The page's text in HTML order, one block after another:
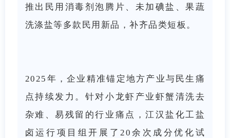
推出民用消毒剂泡腾片、未加碘盐、果蔬
洗涤盐等多款民用新品，补齐品类短板。
2025年，企业精准锚定地方产业与民生痛
点持续发力。针对小龙虾产业虾蟹清洗去
杂难、易残留的行业痛点，江汉盐化工盐
卤运行项目组开展了20余次成分优化试